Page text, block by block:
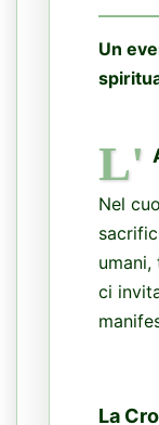
Un
L'
Nel
ci
La